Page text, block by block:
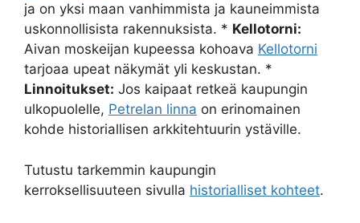
ja on yksi maan vanhimmista ja kauneimmista
uskonnollisista rakennuksista. * Kellotorni:
Aivan moskeijan kupeessa kohoava Kellotorni
tarjoaa upeat näkymät yli keskustan. *
Linnoitukset: Jos kaipaat retkeä kaupungin
ulkopuolelle, Petrelan linna on erinomainen
kohde historiallisen arkkitehtuurin ystäville.
Tutustu tarkemmin kaupungin
kerroksellisuuteen sivulla historialliset kohteet.